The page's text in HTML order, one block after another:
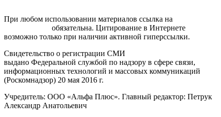
При любом использовании материалов ссылка на
обязательна. Цитирование в Интернете
возможно только при наличии активной гиперссылки.
Свидетельство о регистрации СМИ
выдано Федеральной службой по надзору в сфере связи,
информационных технологий и массовых коммуникаций
(Роскомнадзор) 20 мая 2016 г.
Учредитель: ООО «Альфа Плюс». Главный редактор: Петрук
Александр Анатольевич